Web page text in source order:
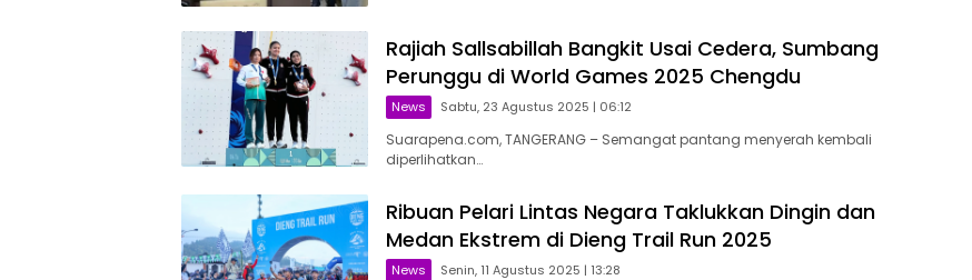
Rajiah Sallsabillah Bangkit Usai Cedera, Sumbang
Perunggu di World Games 2025 Chengdu
News Sabtu, 23 Agustus 2025 | 06:12
Suarapena.com, TANGERANG – Semangat pantang menyerah kembali
diperlihatkan…
Ribuan Pelari Lintas Negara Taklukkan Dingin dan
Medan Ekstrem di Dieng Trail Run 2025
News Senin, 11 Agustus 2025 | 13:28